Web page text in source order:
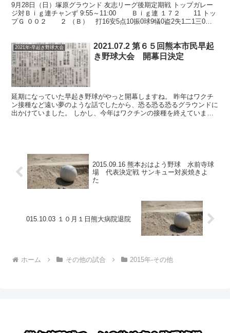
9月28日（日）塚原グラウンド 友志リーグ後期定期戦 トップガレー
ジ対Ｂｉｇ連チャンず 9:55～11:00 Ｂｉｇ連 １７２ 11 トッ
プＧ ００２ ２ （Ｂ） 打16安5点10振0球9犠0盗2失1二1三0本0
2021年-早起き野球大会
2021.07.2 第６５回熊本市民早起
き野球大会 開幕日決定
延期になっていた早起き野球がやっと開幕しますね。 昨年はワクチ
ン接種など遠い夢のような話でしたから、恐る恐る恐るグラウンドに
出かけていました。 しかし、今年はワクチンの接種を終えています
2015.09.16 熊本おはよう野球 水前寺球
場 代表決定戦 サンキュー対炭焼きよ
た
015.10.03 １０月１日熊大病院退院
ホーム その他の試合 2015年-その他